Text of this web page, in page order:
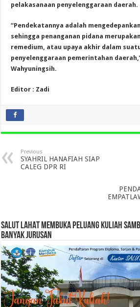
pelakasanaan penyelenggaraan daerah.
“Pendekatannya adalah
sehingga penanganan pidana
remedium, atau upaya akhir dalam
penyelenggaraan pemerintahan
Wahyuningsih.
Editor : Zadi
Previous
SYAHRIL HANAFIAH SIAP
CALEG DPR RI
SALUT LAHAT MEMBUKA PELUANG KULIAH
BANYAK JURUSAN